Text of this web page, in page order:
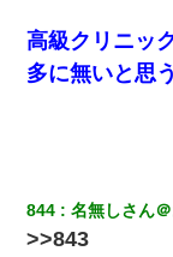
書店「息子さんが
し…)うちの子では
た人物の正体が判明
中途採用のAが部
ていき、1時間後に
高級クリニッ
多に無いと思
844 名無しさん
>>843